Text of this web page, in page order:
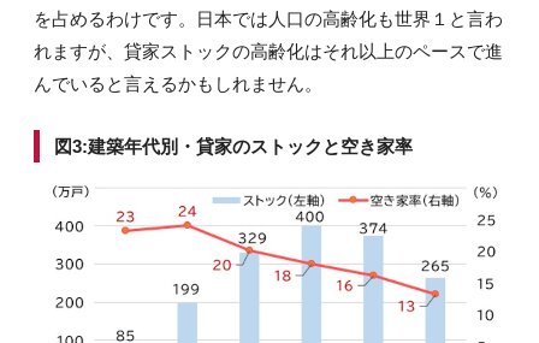
を占めるわけです。日本では人口の高齢化も世界１と言わ
れますが、貸家ストックの高齢化はそれ以上のペースで進
んでいると言えるかもしれません。
図3:建築年代別・貸家のストックと空き家率